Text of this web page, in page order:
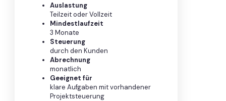
Auslastung
Teilzeit oder Vollzeit
Mindestlaufzeit
3 Monate
Steuerung
durch den Kunden
Abrechnung
monatlich
Geeignet für
klare Aufgaben mit vorhandener
Projektsteuerung